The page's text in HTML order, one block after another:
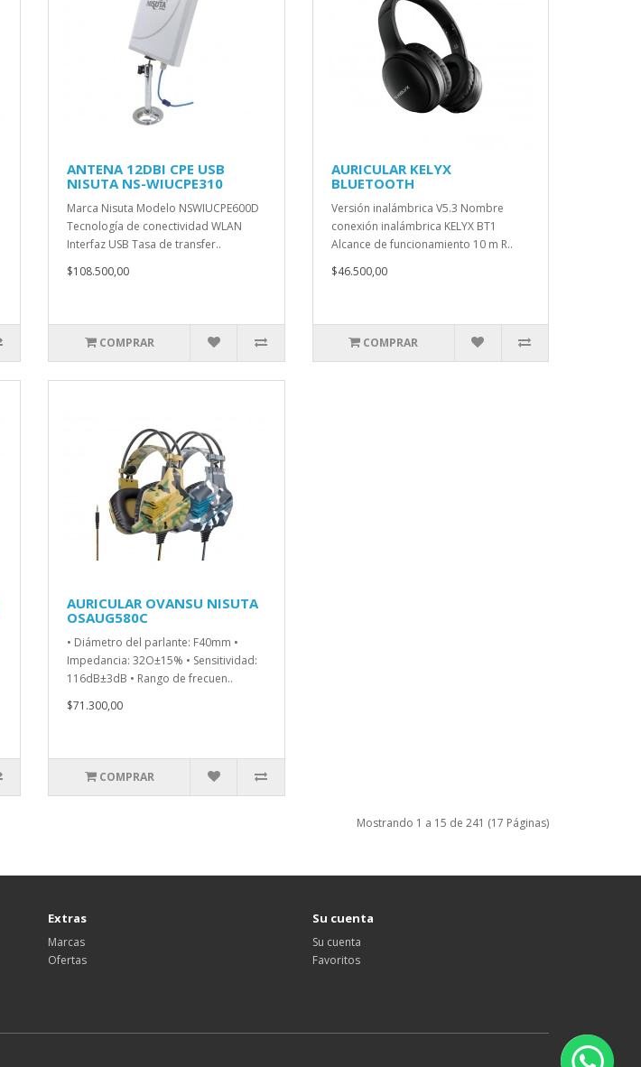
ANTENA 12DBI CPE USB
NISUTA NS-WIUCPE310
Marca Nisuta Modelo NSWIUCPE600D
Tecnología de conectividad WLAN
Interfaz USB Tasa de transfer..
$108.500,00
COMPRAR
AURICULAR KELYX
BLUETOOTH
Versión inalámbrica V5.3 Nombre
conexión inalámbrica KELYX BT1
Alcance de funcionamiento 10 m R..
$46.500,00
COMPRAR
AURICULAR OVANSU NISUTA
OSAUG580C
• Diámetro del parlante: F40mm •
Impedancia: 32O±15% • Sensitividad:
116dB±3dB • Rango de frecuen..
$71.300,00
COMPRAR
Mostrando 1 a 15 de 241 (17 Páginas)
Extras
Marcas
Ofertas
Su cuenta
Su cuenta
Favoritos